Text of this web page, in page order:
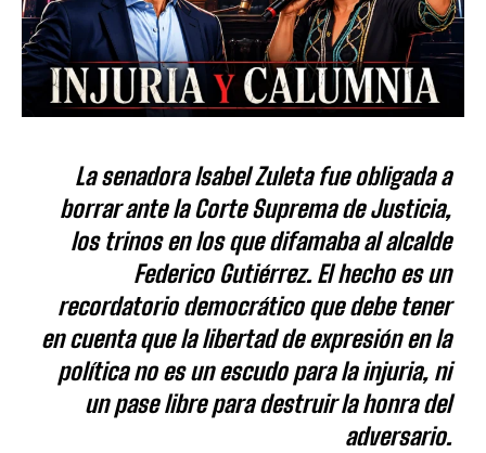
La senadora Isabel Zuleta fue obligada a
borrar ante la Corte Suprema de Justicia,
los trinos en los que difamaba al alcalde
Federico Gutiérrez. El hecho es un
recordatorio democrático que debe tener
en cuenta que la libertad de expresión en la
política no es un escudo para la injuria, ni
un pase libre para destruir la honra del
adversario.